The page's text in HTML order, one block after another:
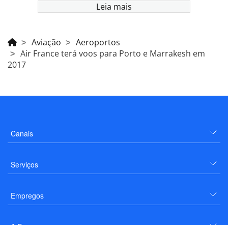
Leia mais
Aviação
Aeroportos
Air France terá voos para Porto e Marrakesh em
2017
Canais
Serviços
Empregos